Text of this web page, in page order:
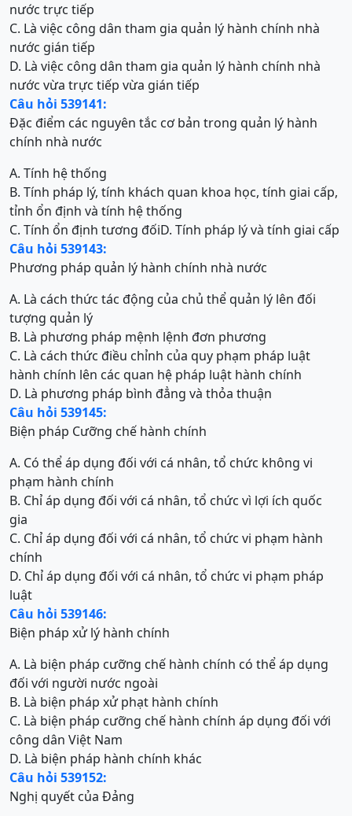
nước trực tiếp
C. Là việc công dân tham gia quản lý hành chính nhà
nước gián tiếp
D. Là việc công dân tham gia quản lý hành chính nhà
nước vừa trực tiếp vừa gián tiếp
Câu hỏi 539141:
Đặc điểm các nguyên tắc cơ bản trong quản lý hành
chính nhà nước
A. Tính hệ thống
B. Tính pháp lý, tính khách quan khoa học, tính giai cấp,
tỉnh ổn định và tính hệ thống
C. Tính ổn định tương đốiD. Tính pháp lý và tính giai cấp
Câu hỏi 539143:
Phương pháp quản lý hành chính nhà nước
A. Là cách thức tác động của chủ thể quản lý lên đối
tượng quản lý
B. Là phương pháp mệnh lệnh đơn phương
C. Là cách thức điều chỉnh của quy phạm pháp luật
hành chính lên các quan hệ pháp luật hành chính
D. Là phương pháp bình đẳng và thỏa thuận
Câu hỏi 539145:
Biện pháp Cưỡng chế hành chính
A. Có thể áp dụng đối với cá nhân, tổ chức không vi
phạm hành chính
B. Chỉ áp dụng đối với cá nhân, tổ chức vì lợi ích quốc
gia
C. Chỉ áp dụng đối với cá nhân, tổ chức vi phạm hành
chính
D. Chỉ áp dụng đối với cá nhân, tổ chức vi phạm pháp
luật
Câu hỏi 539146:
Biện pháp xử lý hành chính
A. Là biện pháp cưỡng chế hành chính có thể áp dụng
đối với người nước ngoài
B. Là biện pháp xử phạt hành chính
C. Là biện pháp cưỡng chế hành chính áp dụng đối với
công dân Việt Nam
D. Là biện pháp hành chính khác
Câu hỏi 539152:
Nghị quyết của Đảng